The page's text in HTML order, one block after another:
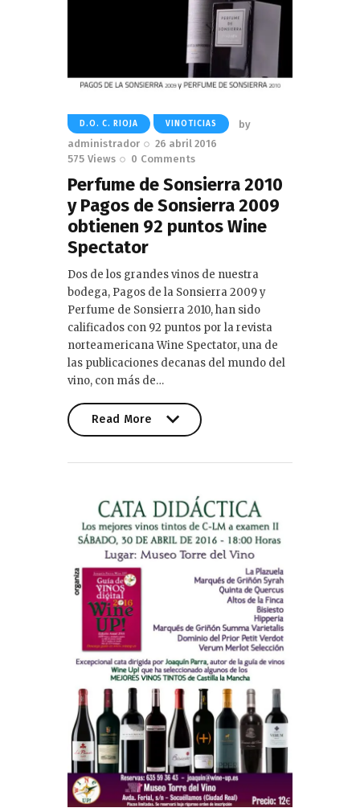
D.O. C. RIOJA VINOTICIAS
by
administrador
26 abril 2016
575 Views 0 Comments
Perfume de Sonsierra 2010
y Pagos de Sonsierra 2009
obtienen 92 puntos Wine
Spectator
Dos de los grandes vinos de nuestra
bodega, Pagos de la Sonsierra 2009 y
Perfume de Sonsierra 2010, han sido
calificados con 92 puntos por la revista
norteamericana Wine Spectator, una de
las publicaciones decanas del mundo del
vino, con más de…
Read More